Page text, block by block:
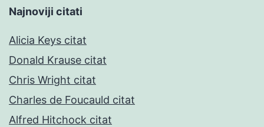
Najnoviji citati
Alicia Keys citat
Donald Krause citat
Chris Wright citat
Charles de Foucauld citat
Alfred Hitchock citat